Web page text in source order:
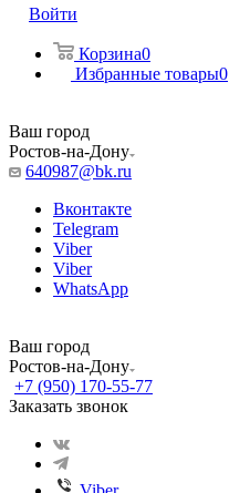
Войти
Корзина0
Избранные товары0
Ваш город
Ростов-на-Дону
640987@bk.ru
Вконтакте
Telegram
Viber
Viber
WhatsApp
Ваш город
Ростов-на-Дону
+7 (950) 170-55-77
Заказать звонок